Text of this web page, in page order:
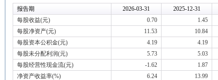
报告期 2026-03-31
2025-12-31
每股收益(元)
0.70
1.45
每股净资产(元)
11.53
10.84
每股资本公积金(元)
4.19
4.19
每股未分配利润(元)
5.73
5.03
每股经营性现金流(元)
-1.62
1.87
净资产收益率(%)
6.24
13.99